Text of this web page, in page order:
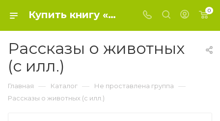
Купить книгу «Рассказы о животных (с илл.)» 0, Сетон-Томпсон Э. - Не проставлена группа 0
Рассказы о животных
(с илл.)
Главная — Каталог — Не проставлена группа —
Рассказы о животных (с илл.)